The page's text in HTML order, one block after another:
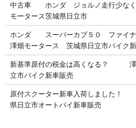
中古車 ホンダ ジョルノ走行少
モータース茨城県日立市
ホンダ スーパーカブ５０ ファイナ
澤畑モータース 茨城県日立市バイク
新基準原付の税金は高くなる？ 澤
立市バイク新車販売
原付スクーター新車入荷しました
県日立市オートバイ新車販売